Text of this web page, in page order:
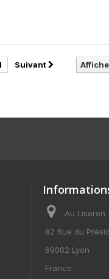
Suivant
Au Liseron
82 Rue du
69002 Lyon
France